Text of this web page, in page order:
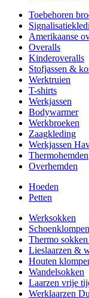
Toebehoren
Amerikaanse
Overalls
Kinderoveralls
Stofjassen &
Werktruien
T-shirts
Werkjassen
Bodywarmer
Werkbroeken
Zaagkleding
Werkjassen
Thermohemden
Overhemden
Hoeden
Petten
Werksokken
Thermo
Lieslaarzen &
Houten
Wandelsokken
Laarzen vrije
Werklaarzen